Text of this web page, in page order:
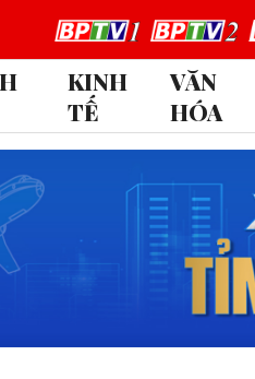
KINH
TẾ
VĂN
HÓA